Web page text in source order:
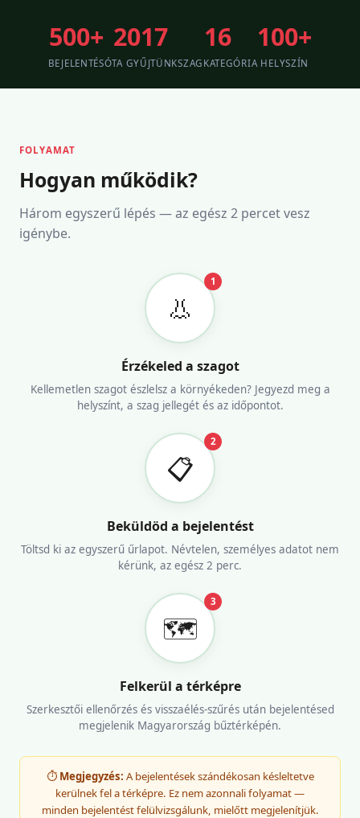
500+
BEJELENTÉS
2017
ÓTA GYŰJTÜNK
16
SZAGKATEGÓRIA
100+
HELYSZÍN
FOLYAMAT
Hogyan működik?
Három egyszerű lépés — az egész 2 percet vesz
igénybe.
1
👃
Érzékeled a szagot
Kellemetlen szagot észlelsz a környékeden? Jegyezd meg a
helyszínt, a szag jellegét és az időpontot.
2
📋
Beküldöd a bejelentést
Töltsd ki az egyszerű űrlapot. Névtelen, személyes adatot nem
kérünk, az egész 2 perc.
3
🗺️
Felkerül a térképre
Szerkesztői ellenőrzés és visszaélés-szűrés után bejelentésed
megjelenik Magyarország bűztérképén.
⏱️ Megjegyzés: A bejelentések szándékosan késleltetve
kerülnek fel a térképre. Ez nem azonnali folyamat —
minden bejelentést felülvizsgálunk, mielőtt megjelenítjük.